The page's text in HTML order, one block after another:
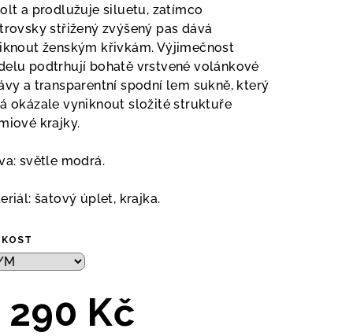
a prodlužuje siluetu, zatímco
střižený zvýšený pas dává
ženským křivkám. Výjimečnost
podtrhují bohatě vrstvené volánkové
a transparentní spodní lem sukně, který
okázale vyniknout složité struktuře
krajky.
světle modrá.
šatový úplet, krajka.
290 Kč